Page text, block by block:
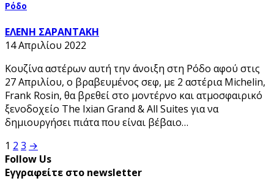
Ρόδο
ΕΛΕΝΗ ΣΑΡΑΝΤΑΚΗ
14 Απριλίου 2022
Κουζίνα αστέρων αυτή την άνοιξη στη Ρόδo αφού στις
27 Απριλίου, ο βραβευμένος σεφ, με 2 αστέρια Michelin,
Frank Rosin, θα βρεθεί στο μοντέρνο και ατμοσφαιρικό
ξενοδοχείο The Ixian Grand & All Suites για να
δημιουργήσει πιάτα που είναι βέβαιο…
Σελιδοποίηση
άρθρων
1 2 3 →
Follow Us
Εγγραφείτε στο newsletter